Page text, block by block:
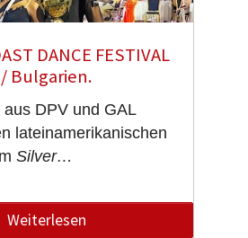
DANCE FESTIVAL
Bulgarien.
DPV und GAL
lateinamerikanischen
Silver…
Weiterlesen